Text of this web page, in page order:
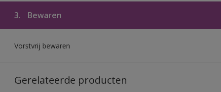
3. Bewaren
Vorstvrij bewaren
Gerelateerde producten